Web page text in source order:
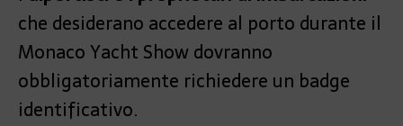
che desiderano accedere al porto durante il
Monaco Yacht Show dovranno
obbligatoriamente richiedere un badge
identificativo.